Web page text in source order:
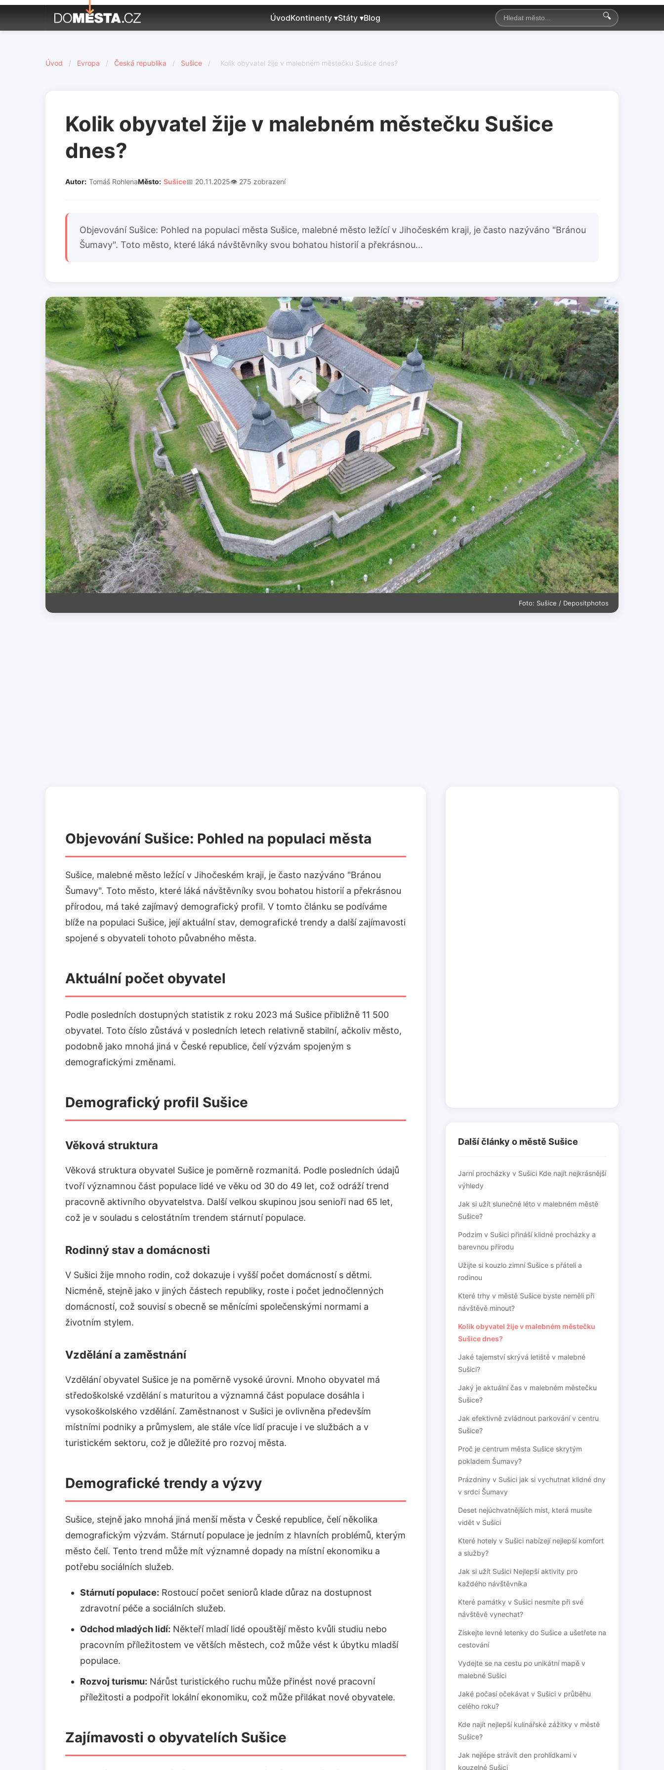
ÚvodKontinenty ▾Státy ▾Blog 🔍
Úvod / Evropa / Česká republika / Sušice / Kolik obyvatel žije v malebném městečku Sušice dnes?
Kolik obyvatel žije v malebném městečku Sušice
dnes?
Autor: Tomáš RohlenaMěsto: Sušice📅 20.11.2025👁️ 275 zobrazení
Objevování Sušice: Pohled na populaci města Sušice, malebné město ležící v Jihočeském kraji, je často nazýváno "Bránou
Šumavy". Toto město, které láká návštěvníky svou bohatou historií a překrásnou...
Foto: Sušice / Depositphotos
Objevování Sušice: Pohled na populaci města
Sušice, malebné město ležící v Jihočeském kraji, je často nazýváno "Bránou
Šumavy". Toto město, které láká návštěvníky svou bohatou historií a překrásnou
přírodou, má také zajímavý demografický profil. V tomto článku se podíváme
blíže na populaci Sušice, její aktuální stav, demografické trendy a další zajímavosti
spojené s obyvateli tohoto půvabného města.
Aktuální počet obyvatel
Podle posledních dostupných statistik z roku 2023 má Sušice přibližně 11 500
obyvatel. Toto číslo zůstává v posledních letech relativně stabilní, ačkoliv město,
podobně jako mnohá jiná v České republice, čelí výzvám spojeným s
demografickými změnami.
Demografický profil Sušice
Věková struktura
Věková struktura obyvatel Sušice je poměrně rozmanitá. Podle posledních údajů
tvoří významnou část populace lidé ve věku od 30 do 49 let, což odráží trend
pracovně aktivního obyvatelstva. Další velkou skupinou jsou senioři nad 65 let,
což je v souladu s celostátním trendem stárnutí populace.
Rodinný stav a domácnosti
V Sušici žije mnoho rodin, což dokazuje i vyšší počet domácností s dětmi.
Nicméně, stejně jako v jiných částech republiky, roste i počet jednočlenných
domácností, což souvisí s obecně se měnícími společenskými normami a
životním stylem.
Vzdělání a zaměstnání
Vzdělání obyvatel Sušice je na poměrně vysoké úrovni. Mnoho obyvatel má
středoškolské vzdělání s maturitou a významná část populace dosáhla i
vysokoškolského vzdělání. Zaměstnanost v Sušici je ovlivněna především
místními podniky a průmyslem, ale stále více lidí pracuje i ve službách a v
turistickém sektoru, což je důležité pro rozvoj města.
Demografické trendy a výzvy
Sušice, stejně jako mnohá jiná menší města v České republice, čelí několika
demografickým výzvám. Stárnutí populace je jedním z hlavních problémů, kterým
město čelí. Tento trend může mít významné dopady na místní ekonomiku a
potřebu sociálních služeb.
Stárnutí populace: Rostoucí počet seniorů klade důraz na dostupnost
zdravotní péče a sociálních služeb.
Odchod mladých lidí: Někteří mladí lidé opouštějí město kvůli studiu nebo
pracovním příležitostem ve větších městech, což může vést k úbytku mladší
populace.
Rozvoj turismu: Nárůst turistického ruchu může přinést nové pracovní
příležitosti a podpořit lokální ekonomiku, což může přilákat nové obyvatele.
Zajímavosti o obyvatelích Sušice
Další články o městě Sušice
Jarní procházky v Sušici Kde najít nejkrásnější
výhledy
Jak si užít slunečné léto v malebném městě
Sušice?
Podzim v Sušici přináší klidné procházky a
barevnou přírodu
Užijte si kouzlo zimní Sušice s přáteli a
rodinou
Které trhy v městě Sušice byste neměli při
návštěvě minout?
Kolik obyvatel žije v malebném městečku
Sušice dnes?
Jaké tajemství skrývá letiště v malebné
Sušici?
Jaký je aktuální čas v malebném městečku
Sušice?
Jak efektivně zvládnout parkování v centru
Sušice?
Proč je centrum města Sušice skrytým
pokladem Šumavy?
Prázdniny v Sušici jak si vychutnat klidné dny
v srdci Šumavy
Deset nejúchvatnějších míst, která musíte
vidět v Sušici
Které hotely v Sušici nabízejí nejlepší komfort
a služby?
Jak si užít Sušici Nejlepší aktivity pro
každého návštěvníka
Které památky v Sušici nesmíte při své
návštěvě vynechat?
Získejte levné letenky do Sušice a ušetřete na
cestování
Vydejte se na cestu po unikátní mapě v
malebné Sušici
Jaké počasí očekávat v Sušici v průběhu
celého roku?
Kde najít nejlepší kulinářské zážitky v městě
Sušice?
Jak nejlépe strávit den prohlídkami v
kouzelné Sušici